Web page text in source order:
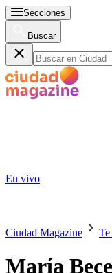
Secciones
Buscar
En vivo
Ciudad Magazine
María